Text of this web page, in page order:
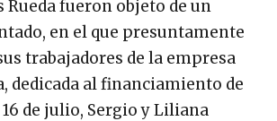
Rueda fueron objeto de un
en el que presuntamente
trabajadores de la empresa
dedicada al financiamiento de
de julio, Sergio y Liliana